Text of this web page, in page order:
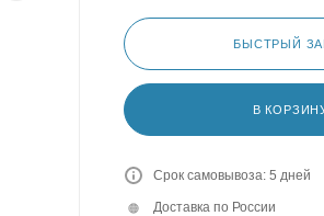
БЫСТРЫЙ
В
Срок самовывоза: 5 дней
Доставка по России